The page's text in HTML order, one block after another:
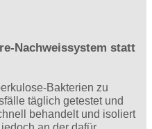
Nachweissystem statt
Bakterien zu
täglich getestet und
behandelt und isoliert